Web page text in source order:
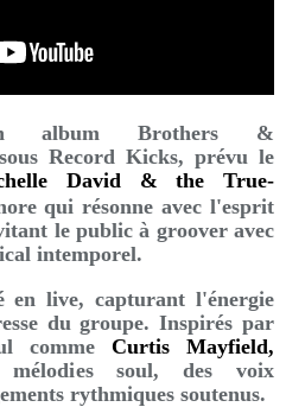
album Brothers &
Record Kicks, prévu le
David & the True-
qui résonne avec l'esprit
le public à groover avec
intemporel.
en live, capturant l'énergie
du groupe. Inspirés par
commeCurtis Mayfield,
soul, des voix
rythmiques soutenus.